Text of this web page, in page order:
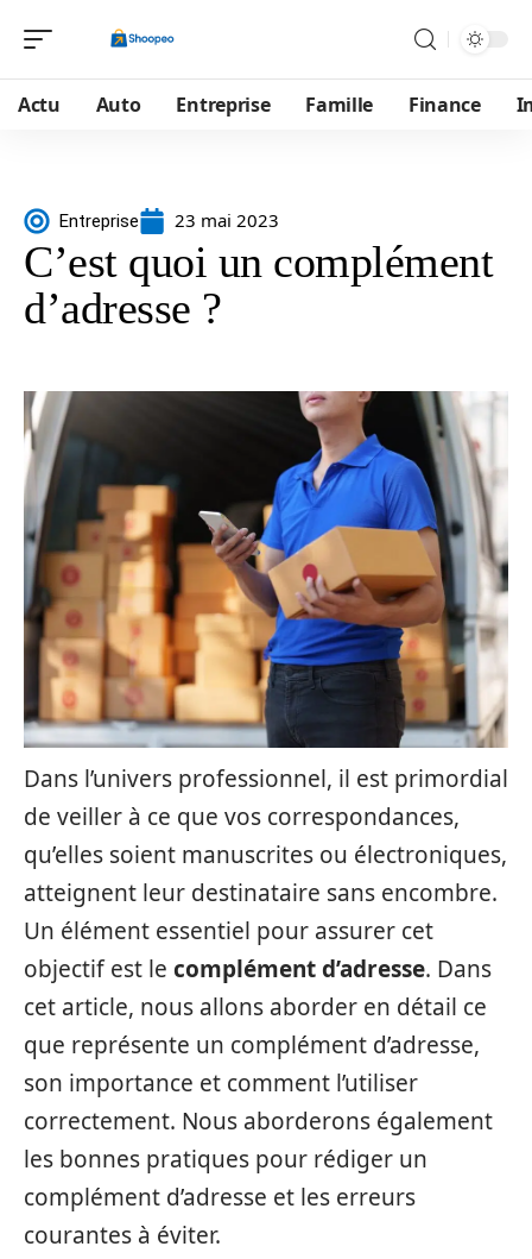
Actu Auto Entreprise Famille Finance
Entreprise 23 mai 2023
C’est quoi un complément
d’adresse ?
Dans l’univers professionnel, il est primordial
de veiller à ce que vos correspondances,
qu’elles soient manuscrites ou électroniques,
atteignent leur destinataire sans encombre.
Un élément essentiel pour assurer cet
objectif est le complément d’adresse. Dans
cet article, nous allons aborder en détail ce
que représente un complément d’adresse,
son importance et comment l’utiliser
correctement. Nous aborderons également
les bonnes pratiques pour rédiger un
complément d’adresse et les erreurs
courantes à éviter.